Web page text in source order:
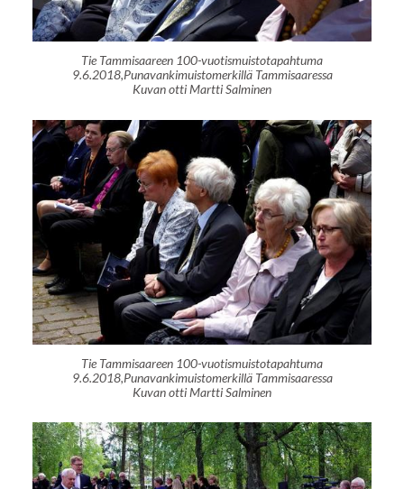
Tie Tammisaareen 100-vuotismuistotapahtuma
9.6.2018,Punavankimuistomerkillä Tammisaaressa
Kuvan otti Martti Salminen
Tie Tammisaareen 100-vuotismuistotapahtuma
9.6.2018,Punavankimuistomerkillä Tammisaaressa
Kuvan otti Martti Salminen